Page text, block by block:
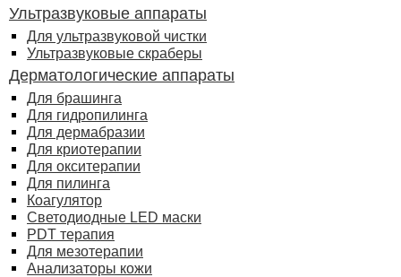
Ультразвуковые аппараты
Для ультразвуковой чистки
Ультразвуковые скраберы
Дерматологические аппараты
Для брашинга
Для гидропилинга
Для дермабразии
Для криотерапии
Для окситерапии
Для пилинга
Коагулятор
Светодиодные LED маски
PDT терапия
Для мезотерапии
Анализаторы кожи